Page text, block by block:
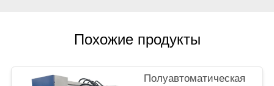
Похожие продукты
Полуавтоматическая